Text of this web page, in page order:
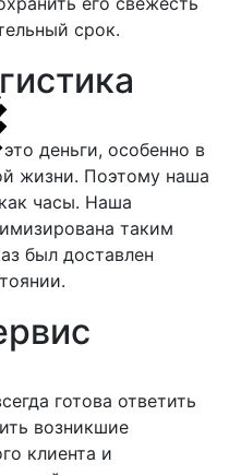
срок.
деньги, особенно в
жизни. Поэтому наша
часы. Наша
таким
был доставлен
готова ответить
возникшие
клиента и